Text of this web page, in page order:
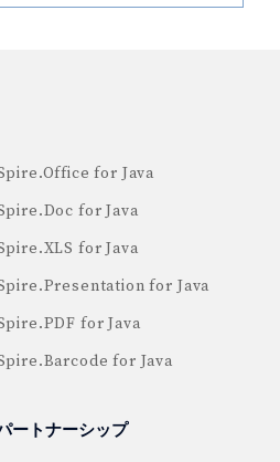
for Java
for Java
for Java
for Java
for Java
for Java
ートナーシップ